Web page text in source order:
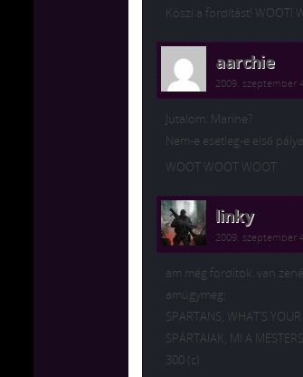
Köszi a fordítást! WOOT!
aarchie
2009. szeptember
Jutalom: Marine?
Nem-e esetleg-e első
WOOT WOOT WOOT
linky
2009. szeptember
am még fordítok. van
amúgymeg:
SPARTANS, WHAT’S
SPÁRTAIAK, MI A
300 (c)